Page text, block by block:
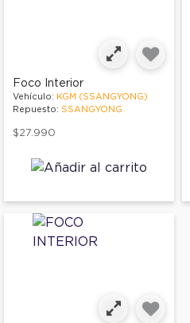
Foco Interior
Vehículo: KGM (SSANGYONG)
Repuesto: SSANGYONG
$27.990